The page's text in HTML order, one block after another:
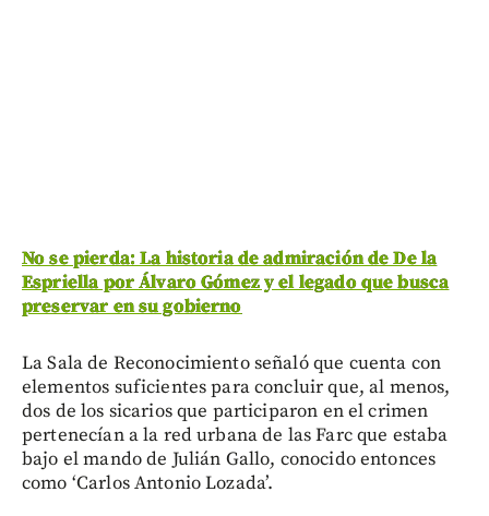
No se pierda: La historia de admiración de De la
Espriella por Álvaro Gómez y el legado que busca
preservar en su gobierno
La Sala de Reconocimiento señaló que cuenta con
elementos suficientes para concluir que, al menos,
dos de los sicarios que participaron en el crimen
pertenecían a la red urbana de las Farc que estaba
bajo el mando de Julián Gallo, conocido entonces
como ‘Carlos Antonio Lozada’.